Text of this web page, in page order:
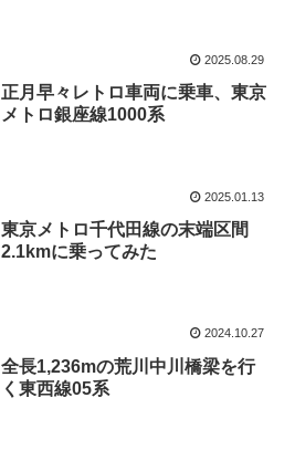
2025.08.29
正月早々レトロ車両に乗車、東京
メトロ銀座線1000系
2025.01.13
東京メトロ千代田線の末端区間
2.1kmに乗ってみた
2024.10.27
全長1,236mの荒川中川橋梁を行
く東西線05系